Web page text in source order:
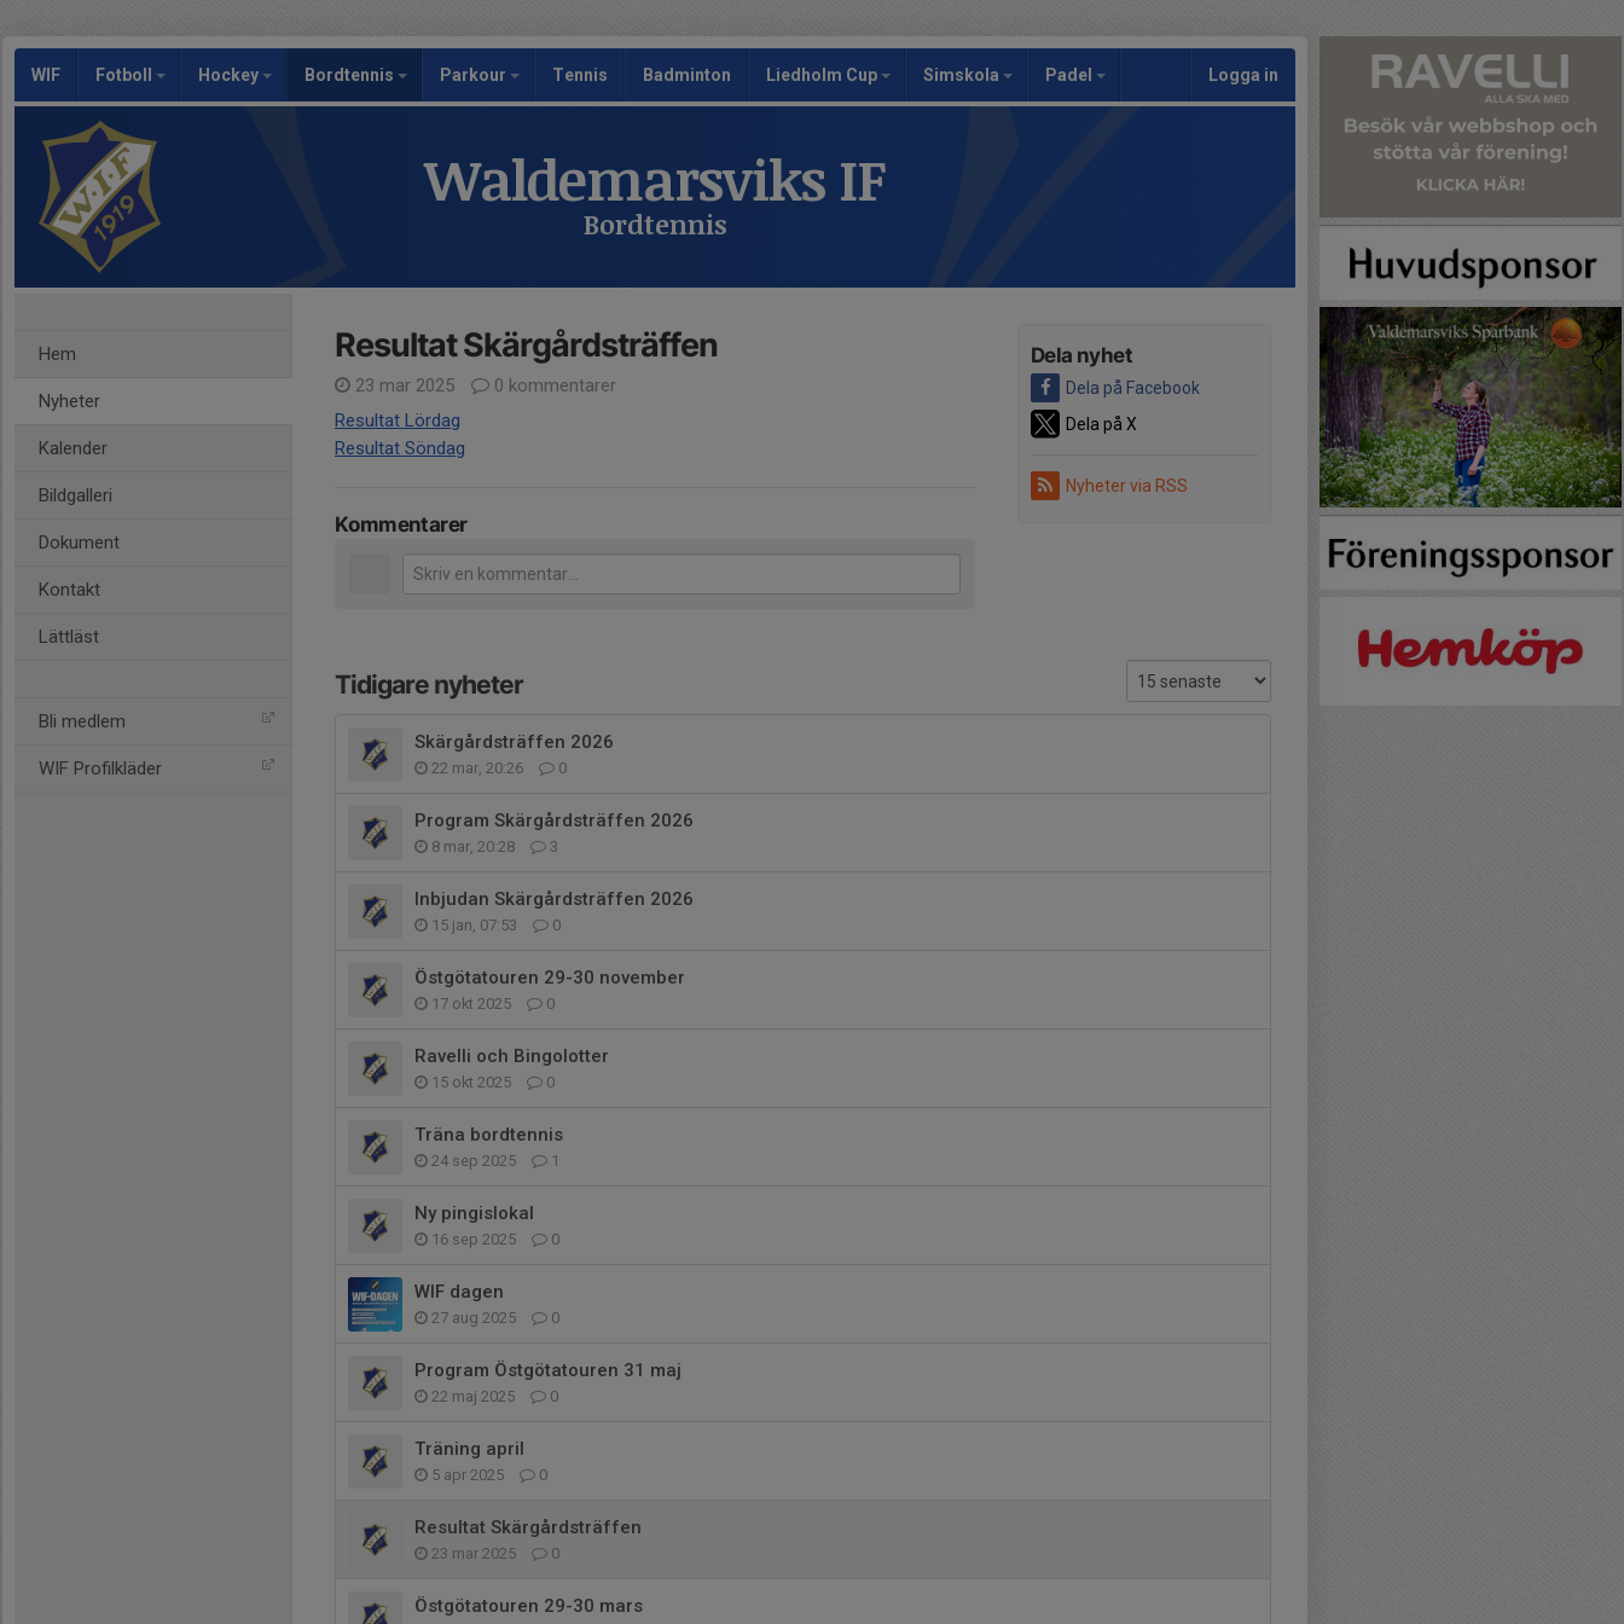
WIF Fotboll Hockey Bordtennis Parkour Tennis Badminton Liedholm Cup Simskola Padel Logga in
Waldemarsviks IF
Bordtennis
Hem
Nyheter
Kalender
Bildgalleri
Dokument
Kontakt
Lättläst
Bli medlem
WIF Profilkläder
Dela nyhet
Dela på Facebook
Dela på X
Nyheter via RSS
Resultat Skärgårdsträffen
23 mar 2025
0 kommentarer
Resultat Lördag
Resultat Söndag
Kommentarer
Tidigare nyheter
Skärgårdsträffen 2026
22 mar, 20:26 0
Program Skärgårdsträffen 2026
8 mar, 20:28 3
Inbjudan Skärgårdsträffen 2026
15 jan, 07:53 0
Östgötatouren 29-30 november
17 okt 2025 0
Ravelli och Bingolotter
15 okt 2025 0
Träna bordtennis
24 sep 2025 1
Ny pingislokal
16 sep 2025 0
WIF dagen
27 aug 2025 0
Program Östgötatouren 31 maj
22 maj 2025 0
Träning april
5 apr 2025 0
Resultat Skärgårdsträffen
23 mar 2025 0
Östgötatouren 29-30 mars